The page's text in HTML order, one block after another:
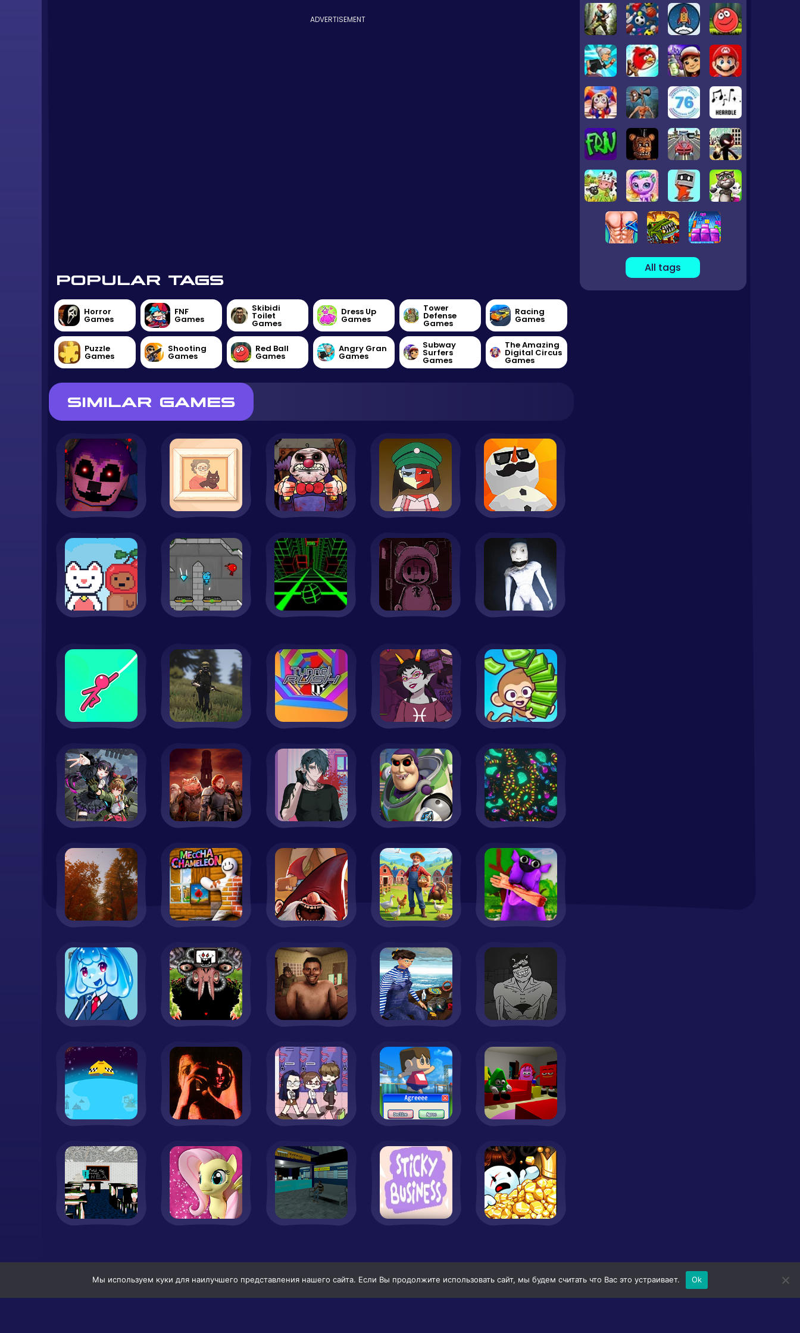
ADVERTISEMENT
POPULAR TAGS
Horror
Games
FNF
Games
Skibidi
Toilet
Games
Dress Up
Games
Tower
Defense
Games
Racing
Games
Puzzle
Games
Shooting
Games
Red Ball
Games
Angry Gran
Games
Subway
Surfers
Games
The Amazing
Digital Circus
Games
SIMILAR GAMES
All tags
Мы используем куки для наилучшего представления нашего сайта. Если Вы продолжите использовать сайт, мы будем считать что Вас это устраивает. Ok